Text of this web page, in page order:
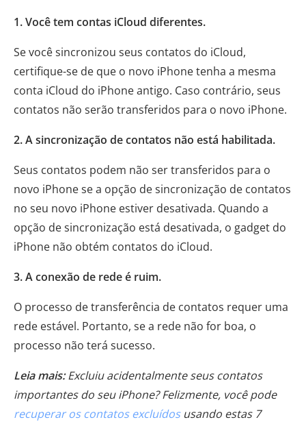
1. Você tem contas iCloud diferentes.
Se você sincronizou seus contatos do iCloud,
certifique-se de que o novo iPhone tenha a mesma
conta iCloud do iPhone antigo. Caso contrário, seus
contatos não serão transferidos para o novo iPhone.
2. A sincronização de contatos não está habilitada.
Seus contatos podem não ser transferidos para o
novo iPhone se a opção de sincronização de contatos
no seu novo iPhone estiver desativada. Quando a
opção de sincronização está desativada, o gadget do
iPhone não obtém contatos do iCloud.
3. A conexão de rede é ruim.
O processo de transferência de contatos requer uma
rede estável. Portanto, se a rede não for boa, o
processo não terá sucesso.
Leia mais:Excluiu acidentalmente seus contatos
importantes do seu iPhone? Felizmente, você pode
recuperar os contatos excluídosusando estas 7